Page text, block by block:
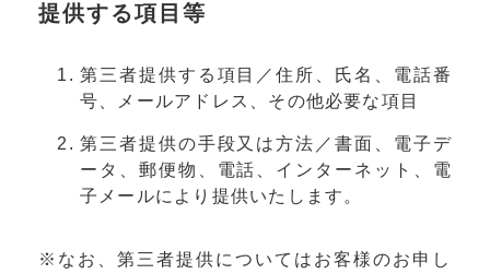
提供する項目等
第三者提供する項目／住所、氏名、電話番
号、メールアドレス、その他必要な項目
第三者提供の手段又は方法／書面、電子デ
ータ、郵便物、電話、インターネット、電
子メールにより提供いたします。
※なお、第三者提供についてはお客様のお申し